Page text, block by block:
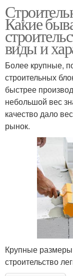
Блоки из
Саманные
Газобетон
Бани из
Дом из
Какие
виды и
Более крупные,
строительных
быстрее
небольшой вес
качество дало
рынок.
Крупные
строительство